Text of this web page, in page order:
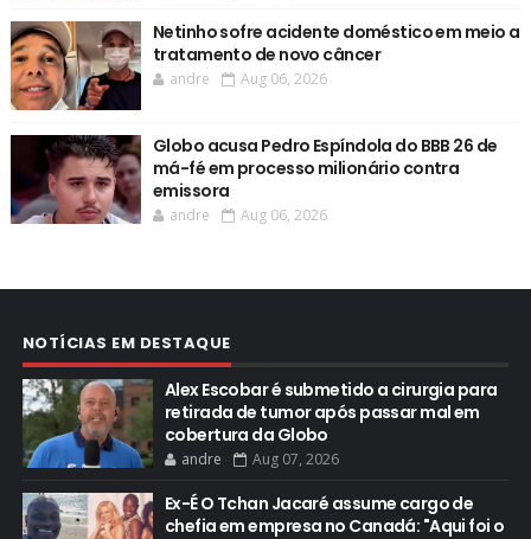
Netinho sofre acidente doméstico em meio a
tratamento de novo câncer
andre Aug 06, 2026
Globo acusa Pedro Espíndola do BBB 26 de
má-fé em processo milionário contra
emissora
andre Aug 06, 2026
NOTÍCIAS EM DESTAQUE
Alex Escobar é submetido a cirurgia para
retirada de tumor após passar mal em
cobertura da Globo
andre Aug 07, 2026
Ex-É O Tchan Jacaré assume cargo de
chefia em empresa no Canadá: "Aqui foi o